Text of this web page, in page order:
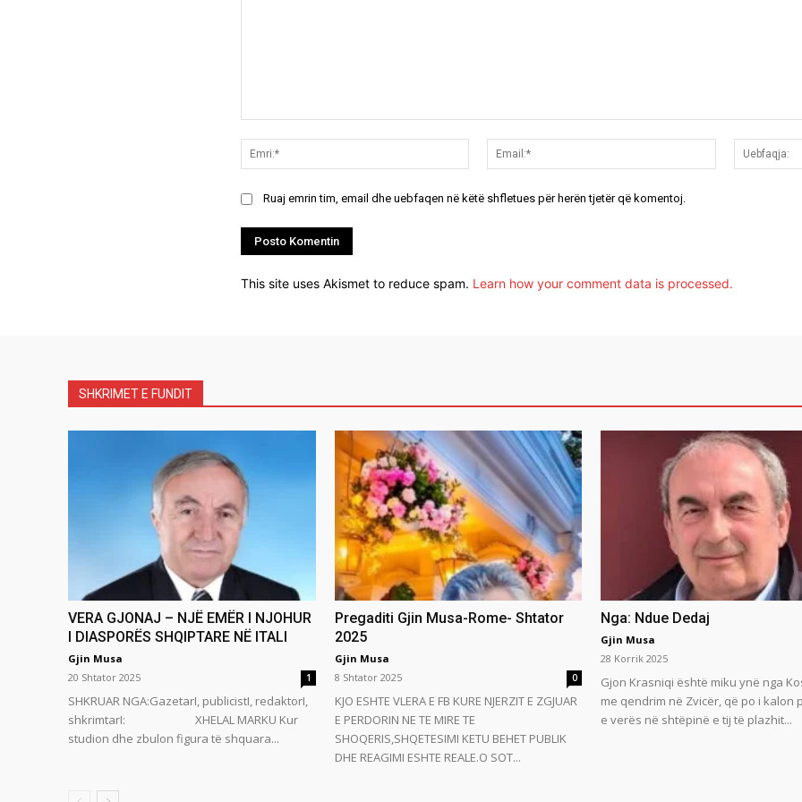
Emri:*
Email:*
Ruaj emrin tim, email dhe uebfaqen në këtë shfletues për herën tjetër që komentoj.
This site uses Akismet to reduce spam. Learn how your comment data is processed.
SHKRIMET E FUNDIT
VERA GJONAJ – NJË EMËR I NJOHUR
I DIASPORËS SHQIPTARE NË ITALI
Gjin Musa
20 Shtator 2025
1
SHKRUAR NGA:GazetarI, publicistI, redaktorI,
shkrimtarI: XHELAL MARKU Kur
studion dhe zbulon figura të shquara...
Pregaditi Gjin Musa-Rome- Shtator
2025
Gjin Musa
8 Shtator 2025
0
KJO ESHTE VLERA E FB KURE NJERZIT E ZGJUAR
E PERDORIN NE TE MIRE TE
SHOQERIS,SHQETESIMI KETU BEHET PUBLIK
DHE REAGIMI ESHTE REALE.O SOT...
Nga: Ndue Dedaj
Gjin Musa
28 Korrik 2025
Gjon Krasniqi është miku ynë nga
me qendrim në Zvicër, që po i kalon
e verës në shtëpinë e tij të plazhit...